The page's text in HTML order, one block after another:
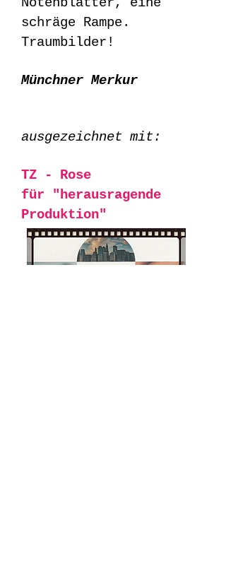
schräge Rampe.
Traumbilder!
Münchner Merkur
ausgezeichnet mit:
TZ - Rose
für "herausragende
Produktion"